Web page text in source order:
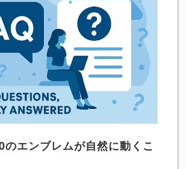
のエンブレムが自然に動くこ